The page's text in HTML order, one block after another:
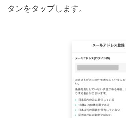
タンをタップします。